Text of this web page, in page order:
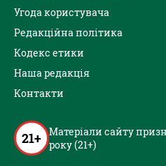
Угода користувача
Редакційна політика
Кодекс етики
Наша редакція
Контакти
21+ Матеріали сайту
року (21+)